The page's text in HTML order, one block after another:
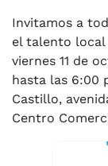
Invitamos a
el talento local
viernes 11 de
hasta las 6:00
Castillo,
Centro